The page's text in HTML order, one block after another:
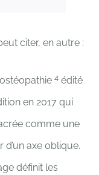
citer, en autre :
4édité
en 2017 qui
comme une
axe oblique.
définit les